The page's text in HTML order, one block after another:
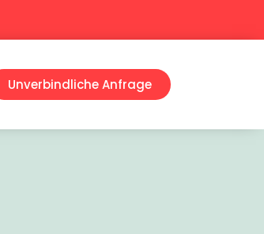
Unverbindliche Anfrage